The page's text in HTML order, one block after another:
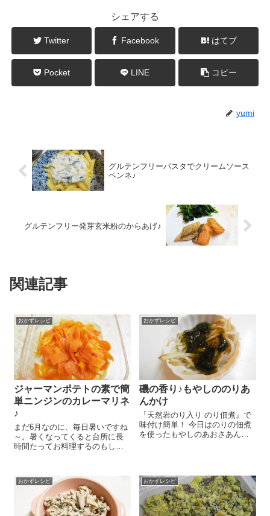
シェアする
Twitter Facebook はてブ
Pocket LINE コピー
yumi
グルテンフリーパスタでクリームソース
ペンネ♪
グルテンフリー発芽玄米粉のからあげ♪
関連記事
おかずレシピ
ジャーマンポテトの素で簡
単ニンジンのカレーマリネ
♪
まだ6月なのに、毎日暑いですね
～。暑くなってくると台所に長
時間たってお料理するのもしん
のカレーマリネをご紹介しまー
す あっという間に作れるので楽
ちんだし、お弁当のおかずにも
おススメです...
おかずレシピ
磯の香り♪もやしののりあ
んかけ
『天然岩のり入り のり佃煮』で
味付け簡単！ 今日はのりの佃煮
を使ったもやしのあおさあんか
佃...
おかずレシピ おかずレシピ